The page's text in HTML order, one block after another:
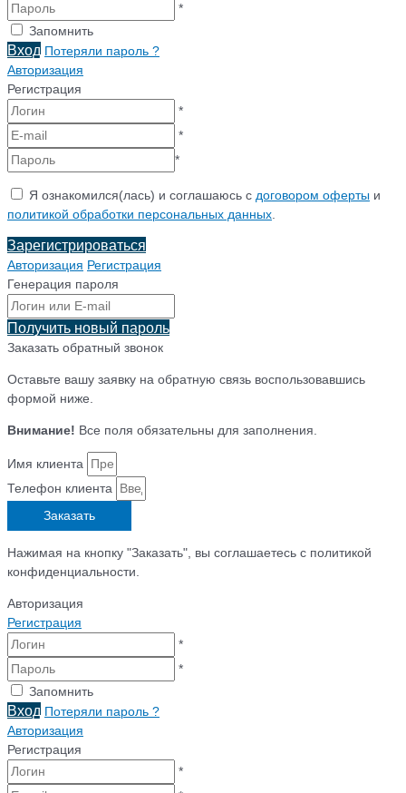
*
Запомнить
Вход Потеряли пароль ?
Авторизация
Регистрация
*
*
*
Я ознакомился(лась) и соглашаюсь с договором оферты и
политикой обработки персональных данных
Зарегистрироваться
Авторизация Регистрация
Генерация пароля
Получить новый пароль
Заказать обратный звонок
Оставьте вашу заявку на обратную связь воспользовавшись
формой ниже.
Внимание! Все поля обязательны для заполнения.
Имя клиента
Телефон клиента
Заказать
Нажимая на кнопку "Заказать", вы соглашаетесь с политикой
конфиденциальности.
Авторизация
Регистрация
*
*
Запомнить
Вход Потеряли пароль ?
Авторизация
Регистрация
*